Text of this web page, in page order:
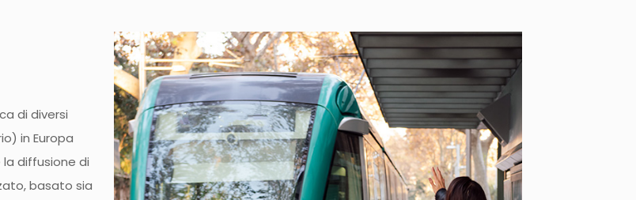
di diversi
in Europa
diffusione di
basato sia